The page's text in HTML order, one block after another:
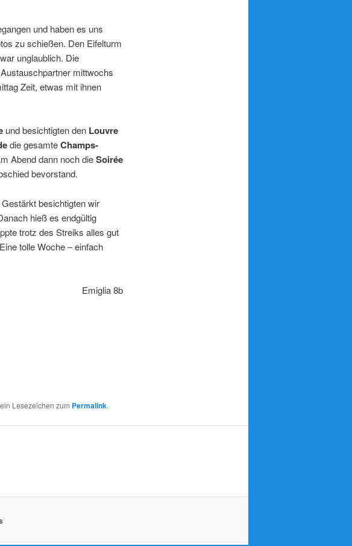
und haben es uns
zu schießen. Den Eifelturm
unglaublich. Die
mittwochs
Zeit, etwas mit ihnen
und besichtigten den Louvre
die gesamteChamps-
Abend dann noch dieSoirée
bevorstand.
besichtigten wir
hieß es endgültig
trotz des Streiks alles gut
tolle Woche – einfach
Emiglia 8b
Lesezeichen zum Permalink.